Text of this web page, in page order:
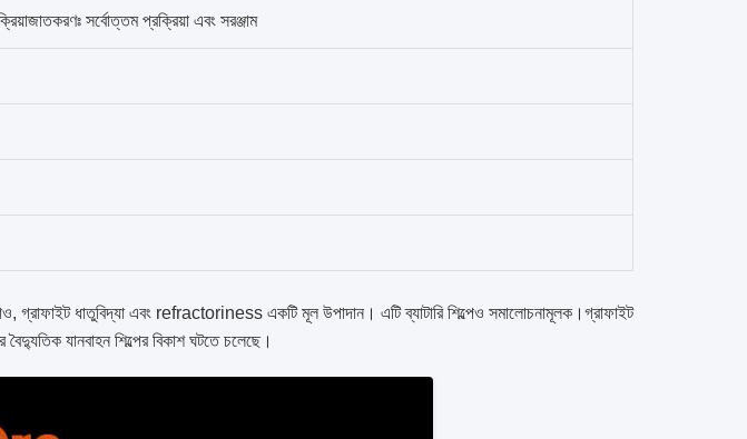
সর্বোত্তম প্রক্রিয়া এবং সরঞ্জাম
গ্রাফাইট ধাতুবিদ্যা এবং refractoriness একটি মূল উপাদান। এটি ব্যাটারি শিল্পেও সমালোচনামূলক।গ্রাফাইট
যানবাহন শিল্পের বিকাশ ঘটতে চলেছে।